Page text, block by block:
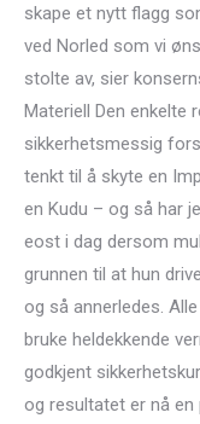
skape et nytt flagg
ved Norled som vi
stolte av, sier
Materiell Den enkelte
sikkerhetsmessig
tenkt til å skyte en
en Kudu – og så har
eost i dag dersom
grunnen til at hun
og så annerledes.
bruke heldekkende
godkjent
og resultatet er nå en